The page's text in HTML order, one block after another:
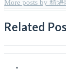
More posts by 精湛
Related